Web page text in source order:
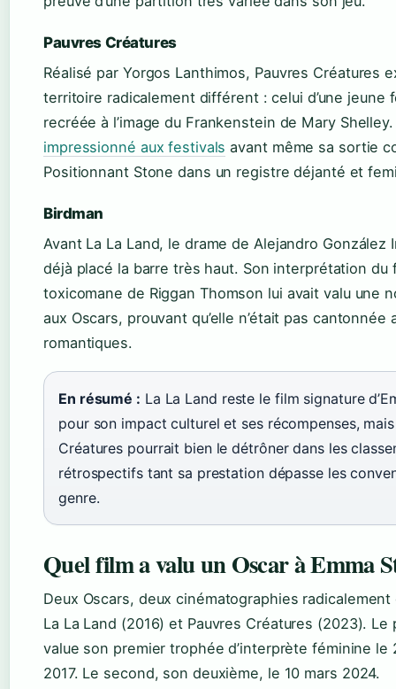
Pauvres Créatures
Réalisé par Yorgos Lanthimos, Pauvres Créatures
territoire radicalement différent : celui d’une jeune
recréée à l’image du Frankenstein de Mary
impressionné aux festivals avant même sa sortie
Positionnant Stone dans un registre déjanté et
Birdman
Avant La La Land, le drame de Alejandro González
déjà placé la barre très haut. Son interprétation du
toxicomane de Riggan Thomson lui avait valu une
aux Oscars, prouvant qu’elle n’était pas cantonnée
romantiques.
En résumé : La La Land reste le film signature
pour son impact culturel et ses récompenses,
Créatures pourrait bien le détrôner dans les
rétrospectifs tant sa prestation dépasse les
genre.
Quel film a valu un Oscar à Emma
Deux Oscars, deux cinématographies
La La Land (2016) et Pauvres Créatures (2023). Le
value son premier trophée d’interprète féminine le
2017. Le second, son deuxième, le 10 mars 2024.